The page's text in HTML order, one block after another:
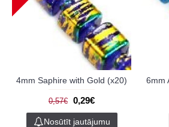
4mm Saphire with Gold (x20)
0,57€ 0,29€
Nosūtīt jautājumu
6mm